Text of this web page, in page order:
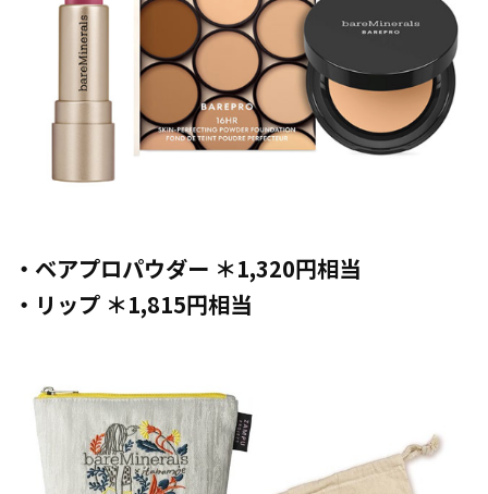
・ベアプロパウダー ＊1,320円相当
・リップ ＊1,815円相当